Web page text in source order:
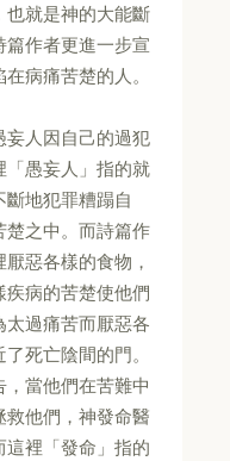
也就是神的大能斷
作者更進一步宣
病痛苦楚的人。
妄人因自己的過犯
「愚妄人」指的就
地犯罪糟蹋自
楚之中。而詩篇作
惡各樣的食物，
病的苦楚使他們
過痛苦而厭惡各
死亡陰間的門。
當他們在苦難中
他們，神發命醫
裡「發命」指的